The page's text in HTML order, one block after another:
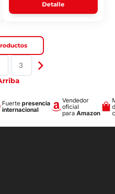
Detalle
3
Fuerte presencia
internacional
Vendedor
oficial
para Amazon